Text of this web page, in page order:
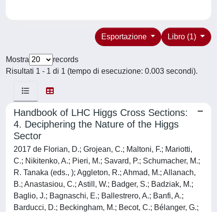
Libro (1)
Esportazione
Mostra
records
Risultati 1 - 1 di 1 (tempo di esecuzione: 0.003 secondi).
Handbook of LHC Higgs Cross Sections:
4. Deciphering the Nature of the Higgs
Sector
2017 de Florian, D.; Grojean, C.; Maltoni, F.; Mariotti,
C.; Nikitenko, A.; Pieri, M.; Savard, P.; Schumacher, M.;
R. Tanaka (eds., ); Aggleton, R.; Ahmad, M.; Allanach,
B.; Anastasiou, C.; Astill, W.; Badger, S.; Badziak, M.;
Baglio, J.; Bagnaschi, E.; Ballestrero, A.; Banfi, A.;
Barducci, D.; Beckingham, M.; Becot, C.; Bélanger, G.;